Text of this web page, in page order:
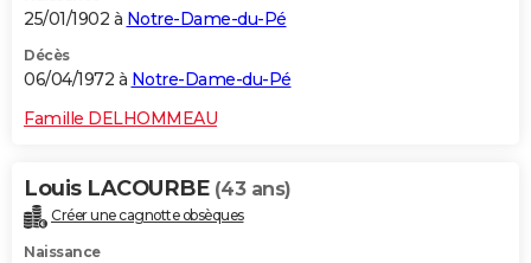
25/01/1902 à Notre-Dame-du-Pé
Décès
06/04/1972 à Notre-Dame-du-Pé
Famille DELHOMMEAU
Louis LACOURBE (43 ans)
Créer une cagnotte obsèques
Naissance